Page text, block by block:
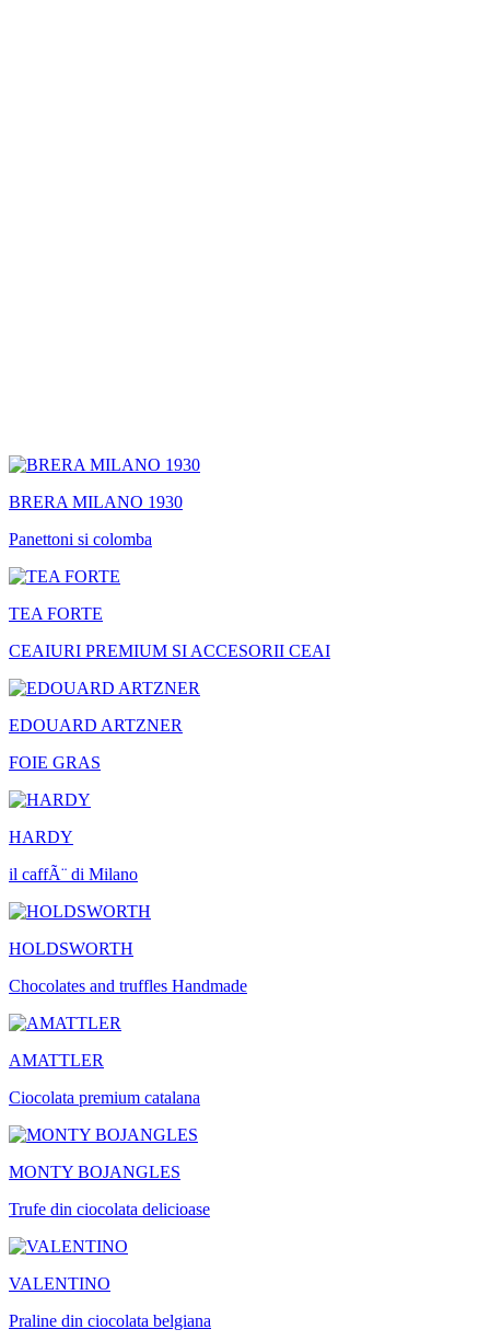
BRERA MILANO 1930
Panettoni si colomba
TEA FORTE
CEAIURI PREMIUM SI ACCESORII CEAI
EDOUARD ARTZNER
FOIE GRAS
HARDY
il caffÃ¨ di Milano
HOLDSWORTH
Chocolates and truffles Handmade
AMATTLER
Ciocolata premium catalana
MONTY BOJANGLES
Trufe din ciocolata delicioase
VALENTINO
Praline din ciocolata belgiana